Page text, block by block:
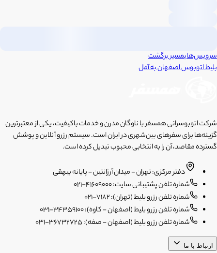
سرویس‌هایمسیر برگشت
بلیط اتوبوساصفهانبهآمل
شرکت اتوبوسرانی همسفر با ناوگان مدرن و خدمات باکیفیت، یکی از معتبرترین
گزینه‌ها برای سفرهای بین‌شهری در ایران است. سیستم رزرو آنلاین و پوشش
گسترده مقاصد، آن را به انتخابی محبوب تبدیل کرده است.
دفتر مرکزی: تهران - میدان آرژانتین - پایانه بیهقی
شماره تلفن پشتیبانی سایت: 41609000-021
شماره تلفن رزرو بلیط (تهران): 7182-021
شماره تلفن رزرو بلیط (اصفهان - کاوه): 34359100-031
شماره تلفن رزرو بلیط (اصفهان - صفه): 36732725-031
ارتباط با ما